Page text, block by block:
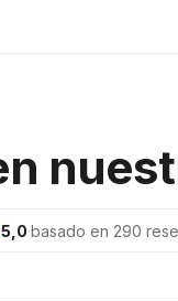
5,0·basado en 290